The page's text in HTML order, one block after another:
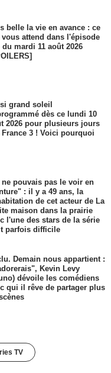
belle la vie en avance : ce
attend dans l'épisode
du mardi 11 août 2026
grand soleil
dès ce lundi 10
2026 pour plusieurs jours
3 ! Voici pourquoi
ne pouvais pas le voir en
: il y a 49 ans, la
de cet acteur de La
maison dans la prairie
l'une des stars de la série
parfois difficile
Demain nous appartient :
Kevin Levy
dévoile les comédiens
qui il rêve de partager plus
TV